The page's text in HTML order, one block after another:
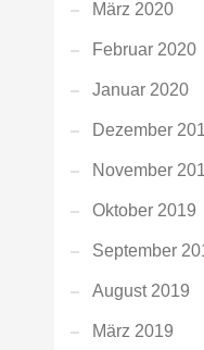
März 2020
Februar 2020
Januar 2020
Dezember
November
Oktober 2019
September
August 2019
März 2019